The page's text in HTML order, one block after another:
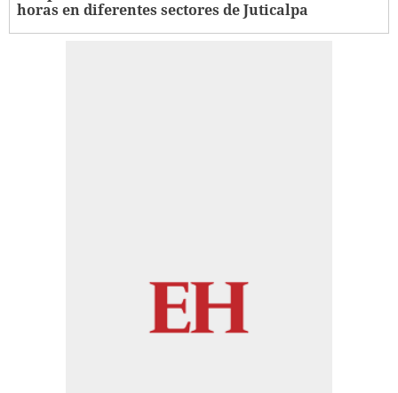
horas en diferentes sectores de Juticalpa